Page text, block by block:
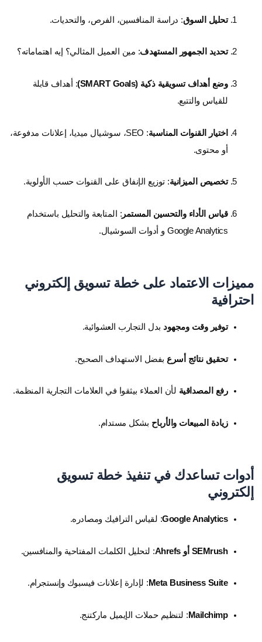
تحليل السوق: دراسة المنافسين، الفرص، والتحديات.
تحديد الجمهور المستهدف: مين العميل المثالي؟ إيه اهتماماته؟
وضع أهداف تسويقية ذكية (SMART Goals)
: أهداف قابلة
للقياس والتتبع.
اختيار القنوات المناسبة
: SEO، سوشيال ميديا، إعلانات مدفوعة،
أو محتوى.
تخصيص الميزانية: توزيع الإنفاق على القنوات حسب الأولوية.
قياس الأداء والتحسين المستمر : المتابعة والتحليل باستخدام
Google Analytics و أدوات السوشيال.
مميزات الاعتماد على خطة تسويق إلكتروني
احترافية
توفير وقت ومجهود بدل التجارب العشوائية.
تحقيق نتائج أسرع بفضل الاستهداف الصحيح.
رفع المصداقية لأن العملاء بيثقوا في العلامات التجارية المنظمة.
زيادة المبيعات والأرباح بشكل مستدام.
أدوات تساعدك في تنفيذ خطة تسويق
إلكتروني
Google Analytics: لقياس الترافيك ومصادره.
SEMrush أو Ahrefs : لتحليل الكلمات المفتاحية والمنافسين.
Meta Business Suite: لإدارة إعلانات فيسبوك وإنستجرام.
Mailchimp: لتنظيم حملات الإيميل ماركتنج.